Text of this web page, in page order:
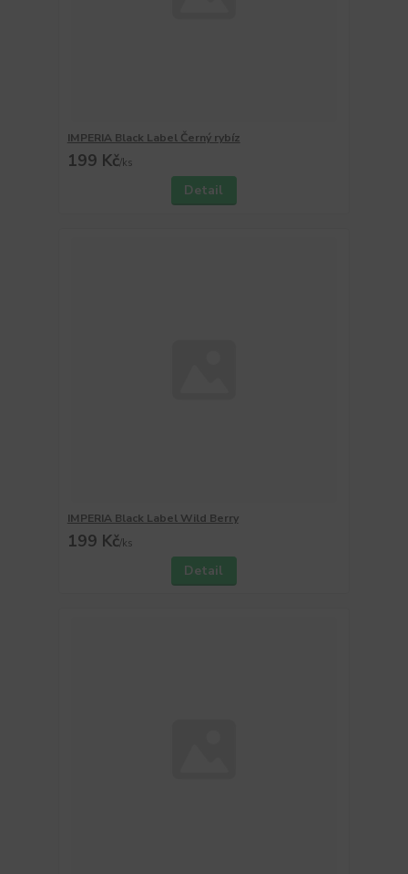
IMPERIA Black Label Černý rybíz
199 Kč/ks
Detail
IMPERIA Black Label Wild Berry
199 Kč/ks
Detail